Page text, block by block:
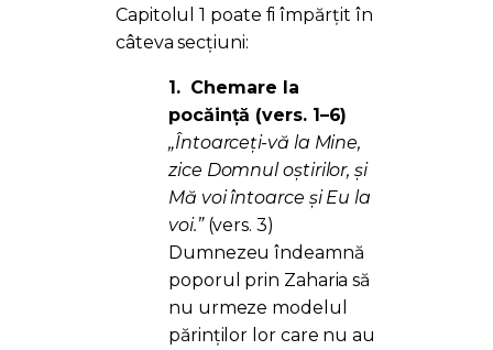
Capitolul 1 poate fi împărțit în
câteva secțiuni:
1. Chemare la
pocăință (vers. 1–6)
„Întoarceţi-vă la Mine,
zice Domnul oștirilor, și
Mă voi întoarce și Eu la
voi.”(vers. 3)
Dumnezeu îndeamnă
poporul prin Zaharia să
nu urmeze modelul
părinților lor care nu au